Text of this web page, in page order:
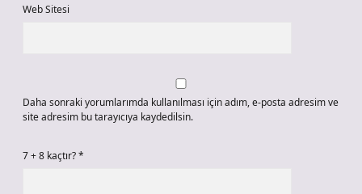
Web Sitesi
Daha sonraki yorumlarımda kullanılması için adım, e-posta adresim ve
site adresim bu tarayıcıya kaydedilsin.
7 + 8 kaçtır?*